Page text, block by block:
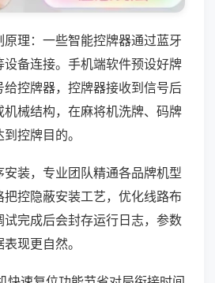
理：一些智能控牌器通过蓝牙
设备连接。手机端软件预设好牌
给控牌器，控牌器接收到信号后
械结构，在麻将机洗牌、码牌
控牌目的。
装，专业团队精通各品牌机型
控隐蔽安装工艺，优化线路布
试完成后会封存运行日志，参数
现更自然。